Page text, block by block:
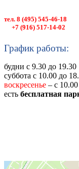
тел. 8 (495) 545-46-18
+7 (916) 517-14-02
График работы:
будни с 9.30 до 19.30
суббота с 10.00 до
воскресенье – с
есть бесплатная